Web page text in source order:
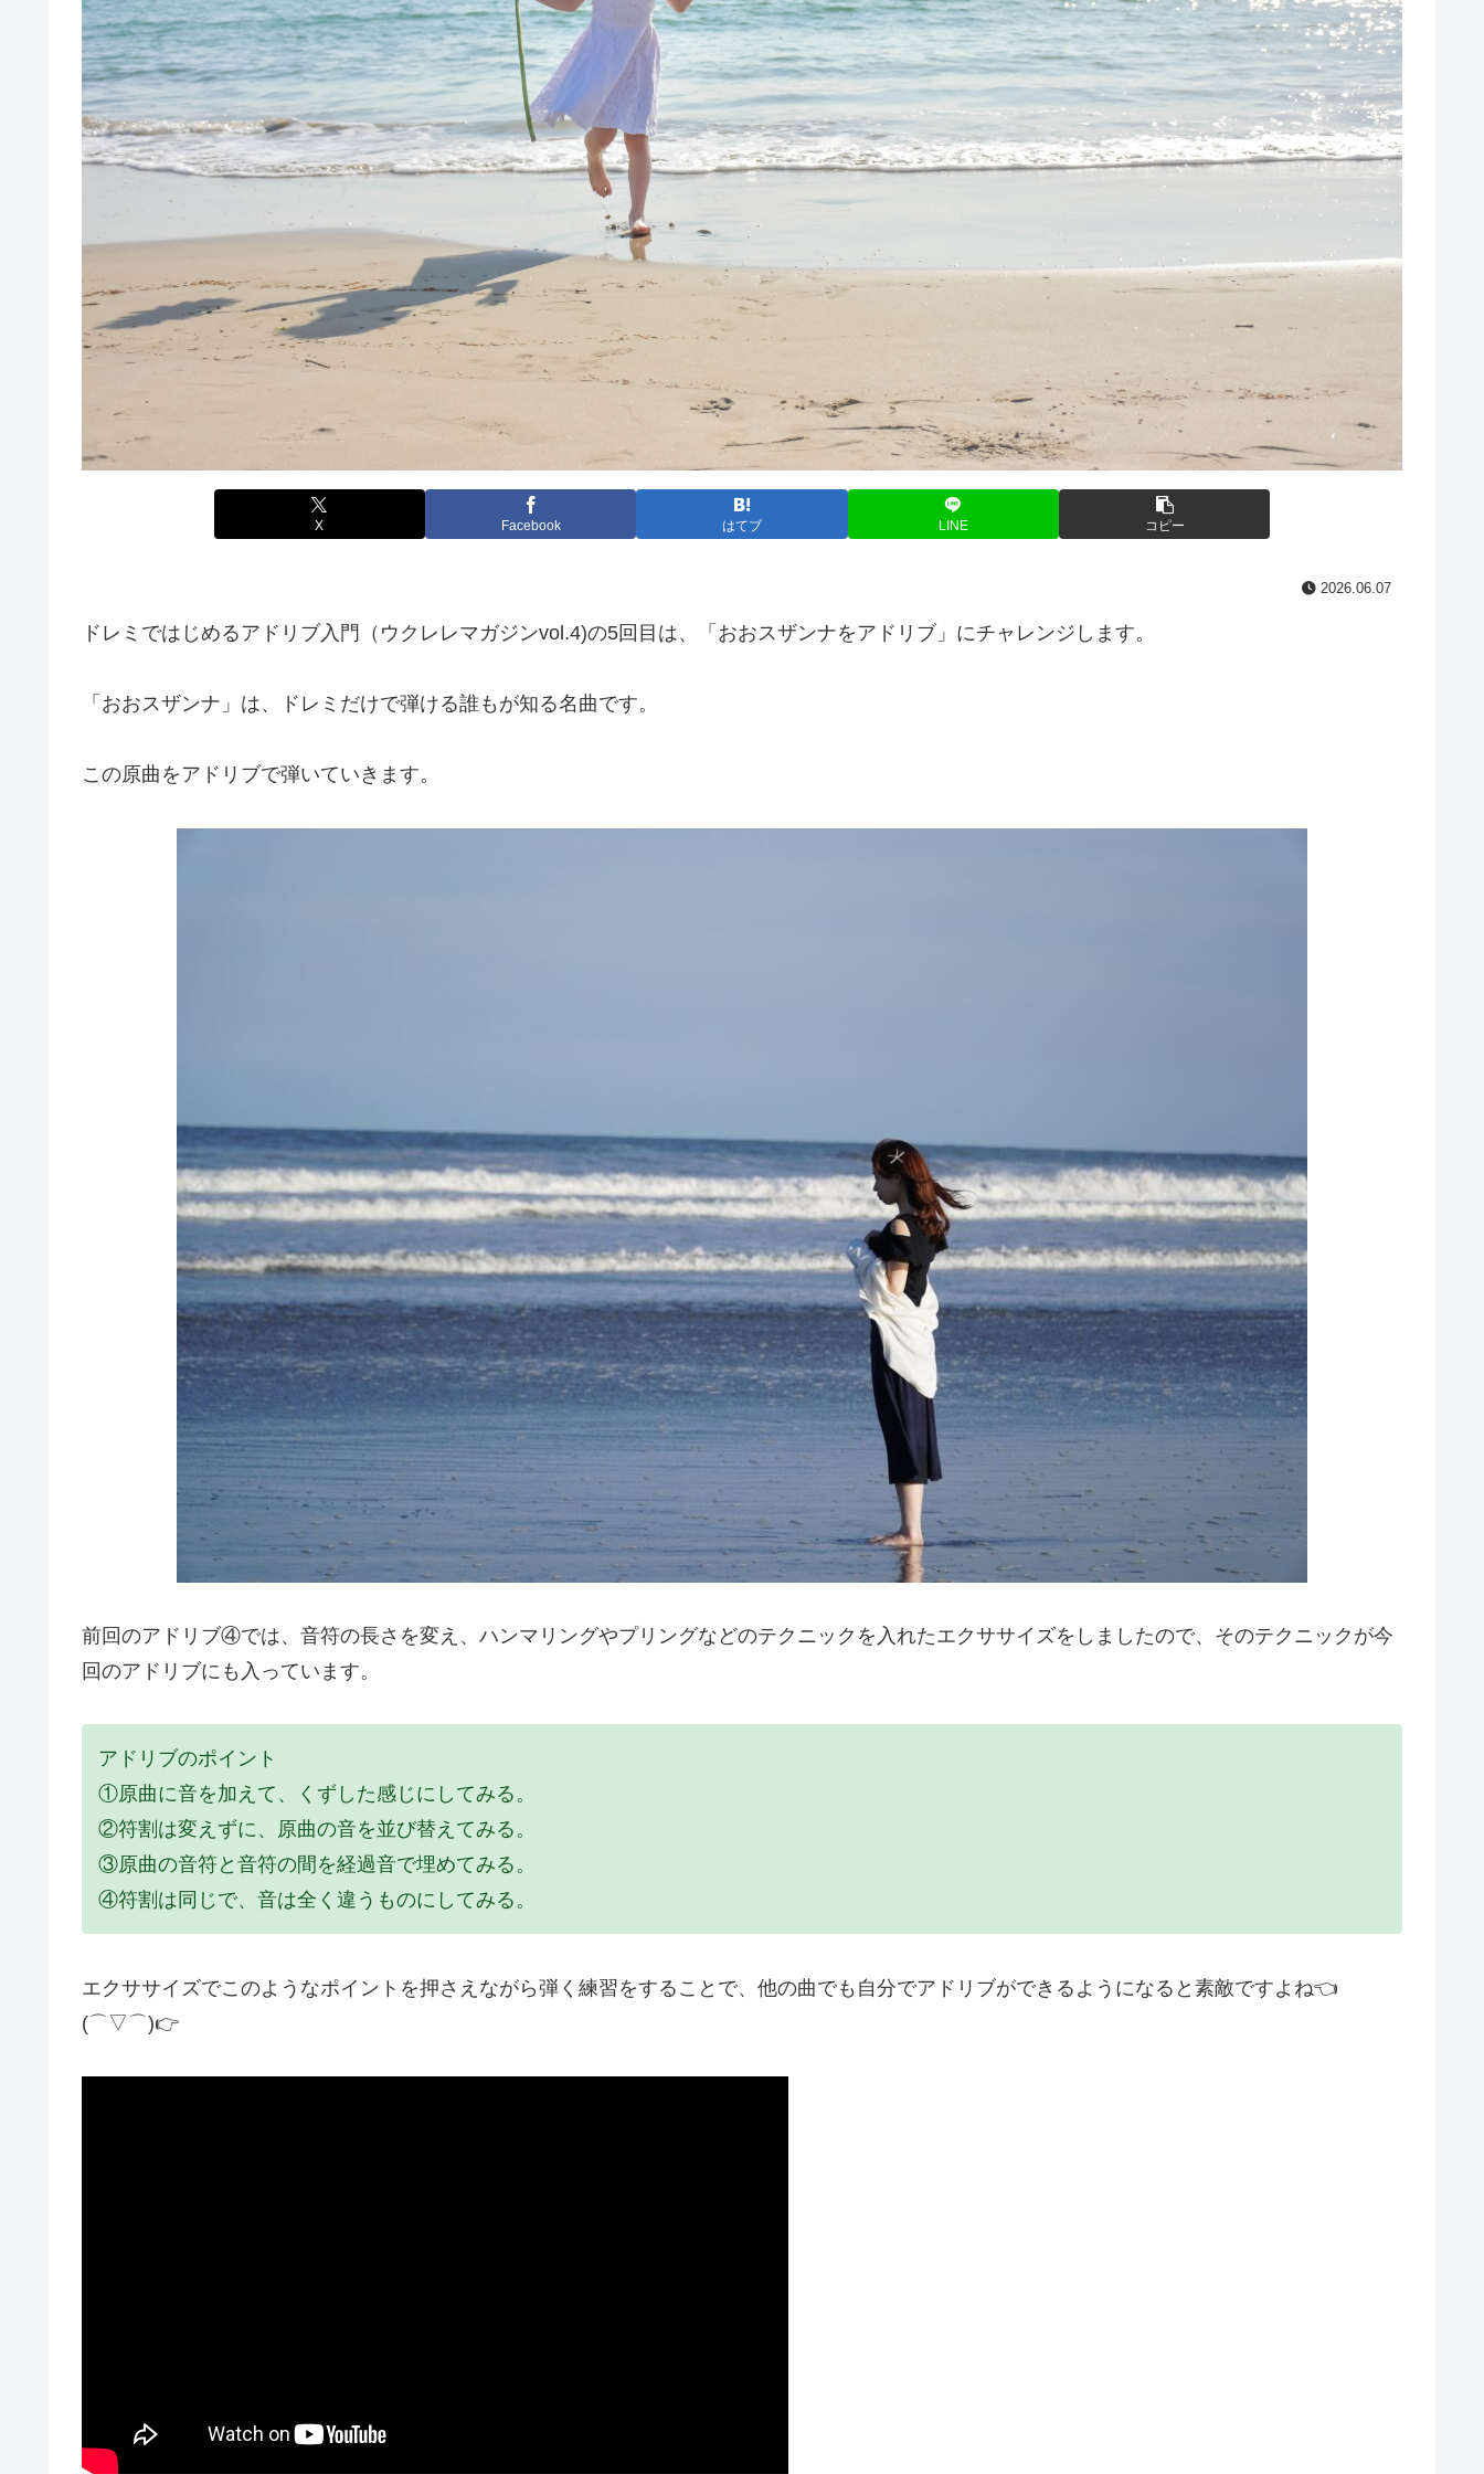
X Facebook はてブ LINE コピー
2026.06.07
ドレミではじめるアドリブ入門（ウクレレマガジンvol.4)の5回目は、「おおスザンナをアドリブ」にチャレンジします。
「おおスザンナ」は、ドレミだけで弾ける誰もが知る名曲です。
この原曲をアドリブで弾いていきます。
前回のアドリブ④では、音符の長さを変え、ハンマリングやプリングなどのテクニックを入れたエクササイズをしましたので、そのテクニックが今
回のアドリブにも入っています。
アドリブのポイント
①原曲に音を加えて、くずした感じにしてみる。
②符割は変えずに、原曲の音を並び替えてみる。
③原曲の音符と音符の間を経過音で埋めてみる。
④符割は同じで、音は全く違うものにしてみる。
エクササイズでこのようなポイントを押さえながら弾く練習をすることで、他の曲でも自分でアドリブができるようになると素敵ですよね👈
(⌒▽⌒)👉